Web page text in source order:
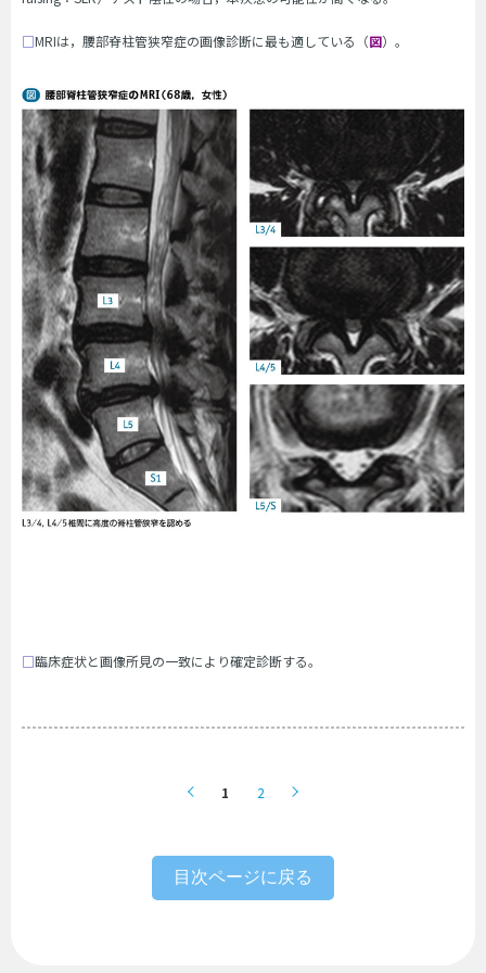
□MRIは，腰部脊柱管狭窄症の画像診断に最も適している（図）。
□臨床症状と画像所見の一致により確定診断する。
1 2
目次ページに戻る